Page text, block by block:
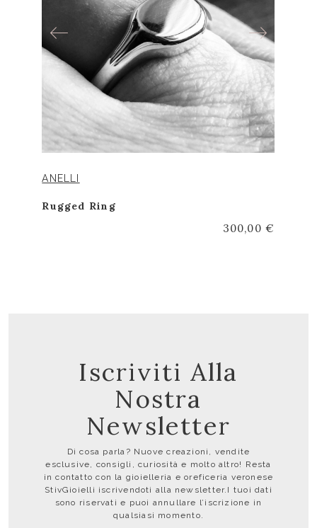
ANELLI
Rugged Ring
300,00 €
Iscriviti Alla
Nostra
Newsletter
Di cosa parla? Nuove creazioni, vendite
esclusive, consigli, curiosità e molto altro! Resta
in contatto con la gioielleria e oreficeria veronese
StivGioielli iscrivendoti alla newsletter.I tuoi dati
sono riservati e puoi annullare l’iscrizione in
qualsiasi momento.